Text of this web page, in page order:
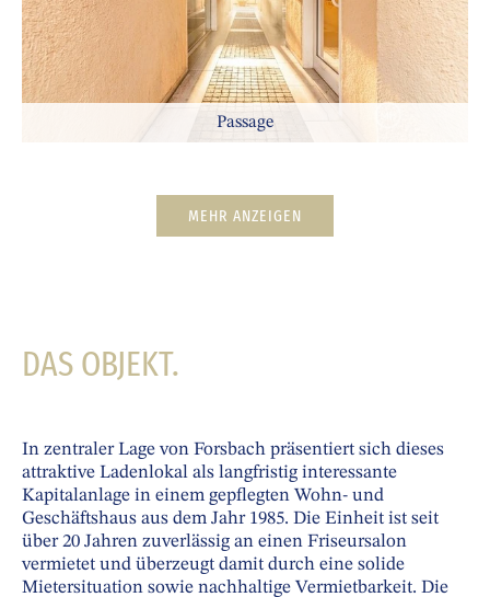
Passage
MEHR ANZEIGEN
DAS OBJEKT.
In zentraler Lage von Forsbach präsentiert sich dieses
attraktive Ladenlokal als langfristig interessante
Kapitalanlage in einem gepflegten Wohn- und
Geschäftshaus aus dem Jahr 1985. Die Einheit ist seit
über 20 Jahren zuverlässig an einen Friseursalon
vermietet und überzeugt damit durch eine solide
Mietersituation sowie nachhaltige Vermietbarkeit. Die